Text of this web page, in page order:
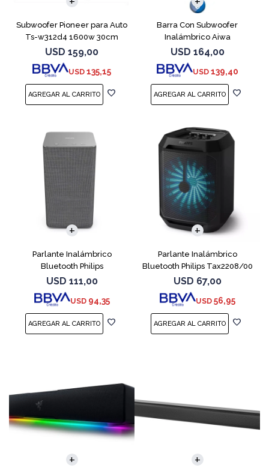
Subwoofer Pioneer para Auto
Ts-w312d4 1600w 30cm
USD 159,00
USD 135,15
Barra Con Subwoofer
Inalámbrico Aiwa
Awsbh21ww 1200w Pmpo Bt
USD 164,00
USD 139,40
Parlante Inalámbrico
Bluetooth Philips
Taw6205/10 80w
USD 111,00
USD 94,35
Parlante Inalámbrico
Bluetooth Philips Tax2208/00
30w
USD 67,00
USD 56,95